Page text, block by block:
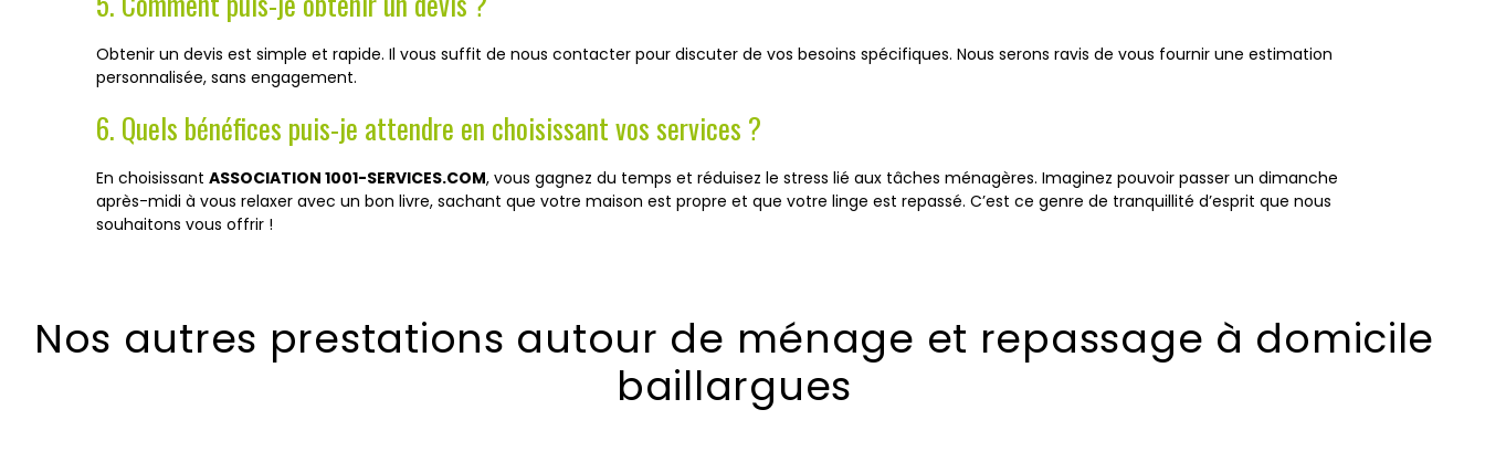
Obtenir un devis est simple et rapide. Il vous suffit de nous contacter pour discuter de vos besoins spécifiques. Nous serons ravis de vous fournir une estimation
personnalisée, sans engagement.
6. Quels bénéfices puis-je attendre en choisissant vos services ?
En choisissant ASSOCIATION 1001-SERVICES.COM, vous gagnez du temps et réduisez le stress lié aux tâches ménagères. Imaginez pouvoir passer un dimanche
après-midi à vous relaxer avec un bon livre, sachant que votre maison est propre et que votre linge est repassé. C’est ce genre de tranquillité d’esprit que nous
souhaitons vous offrir !
Nos autres prestations autour de ménage et repassage à domicile
baillargues